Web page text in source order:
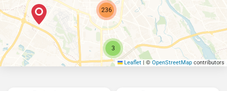
236
3
Leaflet | © OpenStreetMap contributors